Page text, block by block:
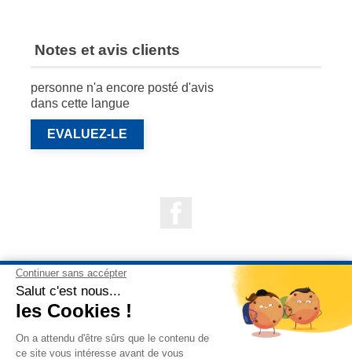
Notes et avis clients
personne n'a encore posté d'avis
dans cette langue
EVALUEZ-LE
NOS PRODUITS
